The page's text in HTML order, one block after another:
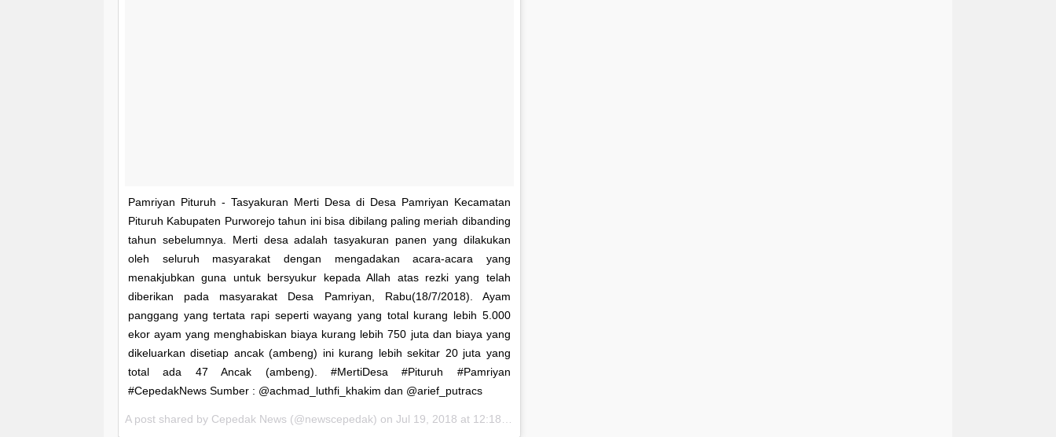
Pamriyan Pituruh - Tasyakuran Merti Desa di Desa Pamriyan Kecamatan
Pituruh Kabupaten Purworejo tahun ini bisa dibilang paling meriah dibanding
tahun sebelumnya. Merti desa adalah tasyakuran panen yang dilakukan
oleh seluruh masyarakat dengan mengadakan acara-acara yang
menakjubkan guna untuk bersyukur kepada Allah atas rezki yang telah
diberikan pada masyarakat Desa Pamriyan, Rabu(18/7/2018). Ayam
panggang yang tertata rapi seperti wayang yang total kurang lebih 5.000
ekor ayam yang menghabiskan biaya kurang lebih 750 juta dan biaya yang
dikeluarkan disetiap ancak (ambeng) ini kurang lebih sekitar 20 juta yang
total ada 47 Ancak (ambeng). #MertiDesa #Pituruh #Pamriyan
#CepedakNews Sumber : @achmad_luthfi_khakim dan @arief_putracs
A post shared by Cepedak News (@newscepedak) on Jul 19, 2018 at 12:18am PDT